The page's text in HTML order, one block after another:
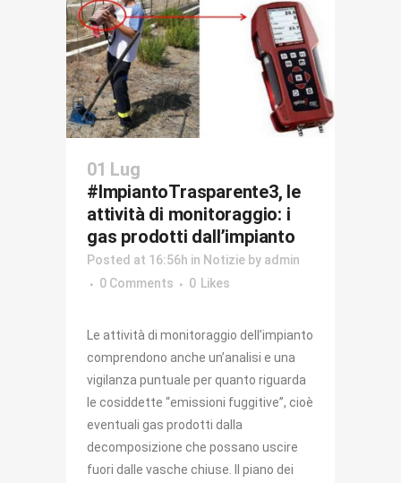
01 Lug
#ImpiantoTrasparente3, le
attività di monitoraggio: i
gas prodotti dall’impianto
Posted at 16:56h in Notizie by admin
0 Comments
0 Likes
Le attività di monitoraggio dell’impianto
comprendono anche un’analisi e una
vigilanza puntuale per quanto riguarda
le cosiddette “emissioni fuggitive”, cioè
eventuali gas prodotti dalla
decomposizione che possano uscire
fuori dalle vasche chiuse. Il piano dei